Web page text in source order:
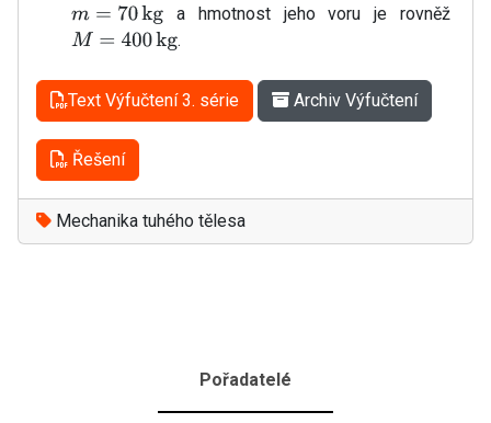
m= 70 kg
a hmotnost jeho voru je rovněž
M= 400kg .
Text Výfučtení 3. série Archiv Výfučtení
Řešení
Mechanika tuhého tělesa
Pořadatelé